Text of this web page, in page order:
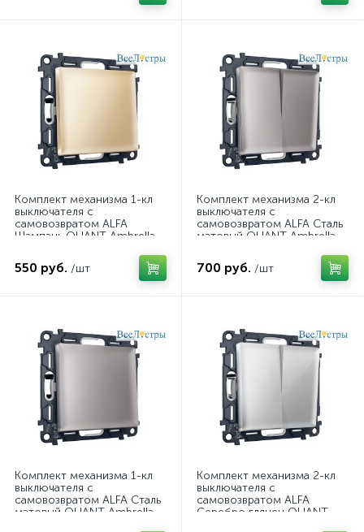
Комплект механизма 1-кл
выключателя с
самовозвратом ALFA
Шампань QUANT Ambrella
VM113)
550 руб. /шт
Комплект механизма 2-кл
выключателя с
самовозвратом ALFA Сталь
матовый QUANT Ambrella
VM129)
700 руб. /шт
Комплект механизма 1-кл
выключателя с
самовозвратом ALFA Сталь
матовый QUANT Ambrella
Комплект механизма 2-кл
выключателя с
самовозвратом ALFA
Серебро глянец QUANT